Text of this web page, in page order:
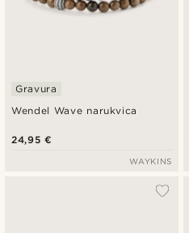
Wendel Wave narukvica
Gravura
24,95 €
WAYKINS